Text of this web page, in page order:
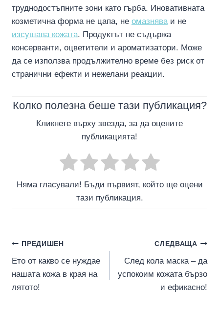
труднодостъпните зони като гърба. Иновативната
козметична форма не цапа, не омазнява и не
изсушава кожата. Продуктът не съдържа
консерванти, оцветители и ароматизатори. Може
да се използва продължително време без риск от
странични ефекти и нежелани реакции.
Колко полезна беше тази публикация?
Кликнете върху звезда, за да оцените
публикацията!
Няма гласували! Бъди първият, който ще оцени
тази публикация.
Навигация
ПРЕДИШЕН
Ето от какво се нуждае
нашата кожа в края на
лятото!
СЛЕДВАЩА
След кола маска – да
успокоим кожата бързо
и ефикасно!